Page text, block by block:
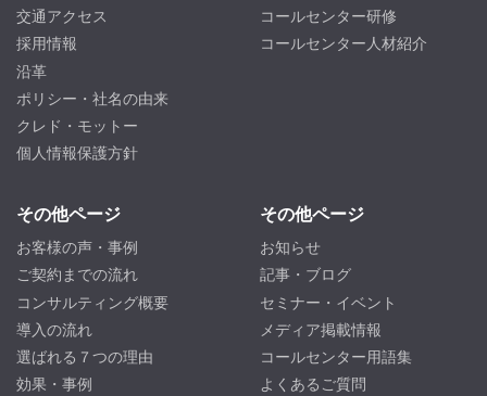
交通アクセス
採用情報
沿革
ポリシー・社名の由来
クレド・モットー
個人情報保護方針
コールセンター研修
コールセンター人材紹介
その他ページ
お客様の声・事例
ご契約までの流れ
コンサルティング概要
導入の流れ
選ばれる７つの理由
効果・事例
その他ページ
お知らせ
記事・ブログ
セミナー・イベント
メディア掲載情報
コールセンター用語集
よくあるご質問